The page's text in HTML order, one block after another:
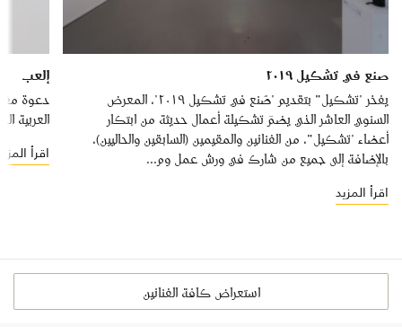
صنع في تشكيل ٢٠١٩
يفخر "تشكيل” بتقديم "صُنع في تشكيل ٢٠١٩"، المعرض
السنوي العاشر الذي يضمّ تشكيلة أعمال حديثة من ابتكار
أعضاء "تشكيل”، من الفنانين والمقيمين (السابقين والحاليين)،
بالإضافة إلى جميع من شارك في ورش عمل وم...
اقرأ المزيد
إلعب
دعوة
العربية
اقرأ
استعراض كافة الفنانين